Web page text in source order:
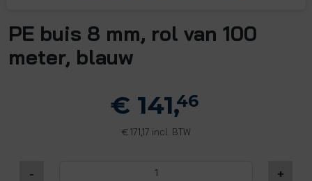
PE buis 8 mm, rol van 100
meter, blauw
€ 141,46
€ 171,17 incl. BTW
- +